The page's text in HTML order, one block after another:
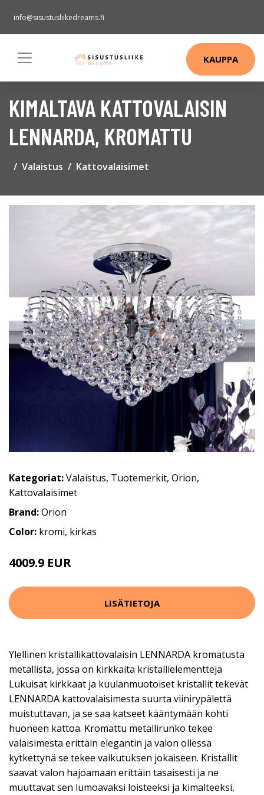
info@sisustusliikedreams.fi
KAUPPA
KIMALTAVA KATTOVALAISIN
LENNARDA, KROMATTU
Valaistus Kattovalaisimet
Kategoriat:Valaistus, Tuotemerkit, Orion,
Kattovalaisimet
Brand:Orion
Color: kromi, kirkas
4009.9 EUR
LISÄTIETOJA
Ylellinen kristallikattovalaisin LENNARDA kromatusta
metallista, jossa on kirkkaita kristallielementtejä
Lukuisat kirkkaat ja kuulanmuotoiset kristallit tekevät
LENNARDA kattovalaisimesta suurta viinirypälettä
muistuttavan, ja se saa katseet kääntymään kohti
huoneen kattoa. Kromattu metallirunko tekee
valaisimesta erittäin elegantin ja valon ollessa
kytkettynä se tekee vaikutuksen jokaiseen. Kristallit
saavat valon hajoamaan erittäin tasaisesti ja ne
muuttavat sen lumoavaksi loisteeksi ja kimalteeksi,